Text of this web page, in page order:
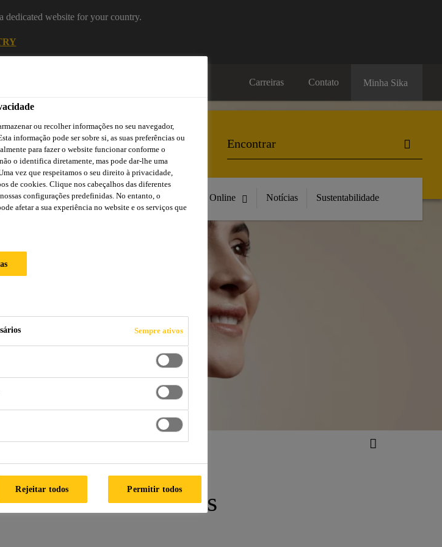
dedicated website for your country.
Carreiras Contato Minha Sika
de Downloads Cursos Online Compre Online Notícias Sustentabilidade
Redes Sociais
ou recolher informações no seu navegador,
informação pode ser sobre si, as suas preferências ou
para fazer o website funcionar conforme o
o identifica diretamente, mas pode dar-lhe uma
vez que respeitamos o seu direito à privacidade,
de cookies. Clique nos cabeçalhos das diferentes
configurações predefinidas. No entanto, o
afetar a sua experiência no website e os serviços que
Sempre ativos
Rejeitar todos Permitir todos